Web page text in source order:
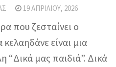
19 ΑΠΡΙΛΊΟΥ, 2026
που ζεσταίνει ο
είναι μια
“Δικά μας παιδιά”. Δικά